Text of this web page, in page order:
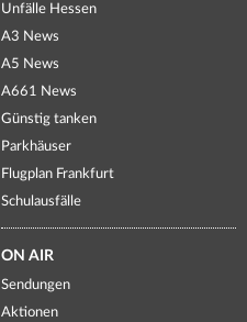
Unfälle Hessen
A3 News
A5 News
A661 News
Günstig tanken
Parkhäuser
Flugplan Frankfurt
Schulausfälle
ON AIR
Sendungen
Aktionen